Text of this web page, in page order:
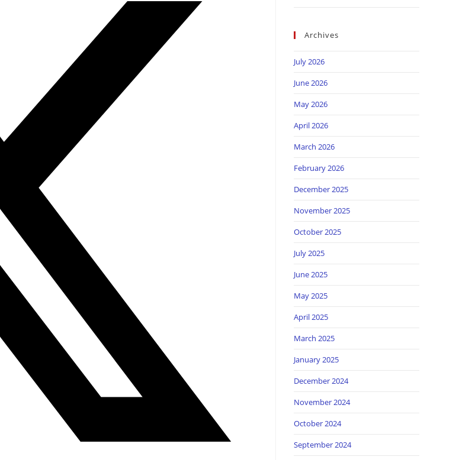
Archives
July 2026
June 2026
May 2026
April 2026
March 2026
February 2026
December 2025
November 2025
October 2025
July 2025
June 2025
May 2025
April 2025
March 2025
January 2025
December 2024
November 2024
October 2024
September 2024